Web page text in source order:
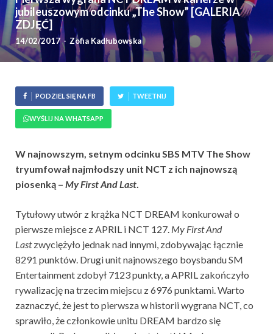
jubileuszowym odcinku „The Show” [GALERIA
ZDJĘĆ]
14/02/2017- Zofia Kadłubowska
PODZIEL SIĘ NA FB TWEETNIJ
WYŚLIJ NA WHATSAPP
W najnowszym, setnym odcinku SBS MTV The Show
tryumfował najmłodszy unit NCT z ich najnowszą
piosenką – My First And Last.
Tytułowy utwór z krążka NCT DREAM konkurował o
pierwsze miejsce z APRIL i NCT 127. My First And
Lastzwyciężyło jednak nad innymi, zdobywając łącznie
8291 punktów. Drugi unit najnowszego boysbandu SM
Entertainment zdobył 7123 punkty, a APRIL zakończyło
rywalizację na trzecim miejscu z 6976 punktami. Warto
zaznaczyć, że jest to pierwsza w historii wygrana NCT, co
sprawiło, że członkowie unitu DREAM bardzo się